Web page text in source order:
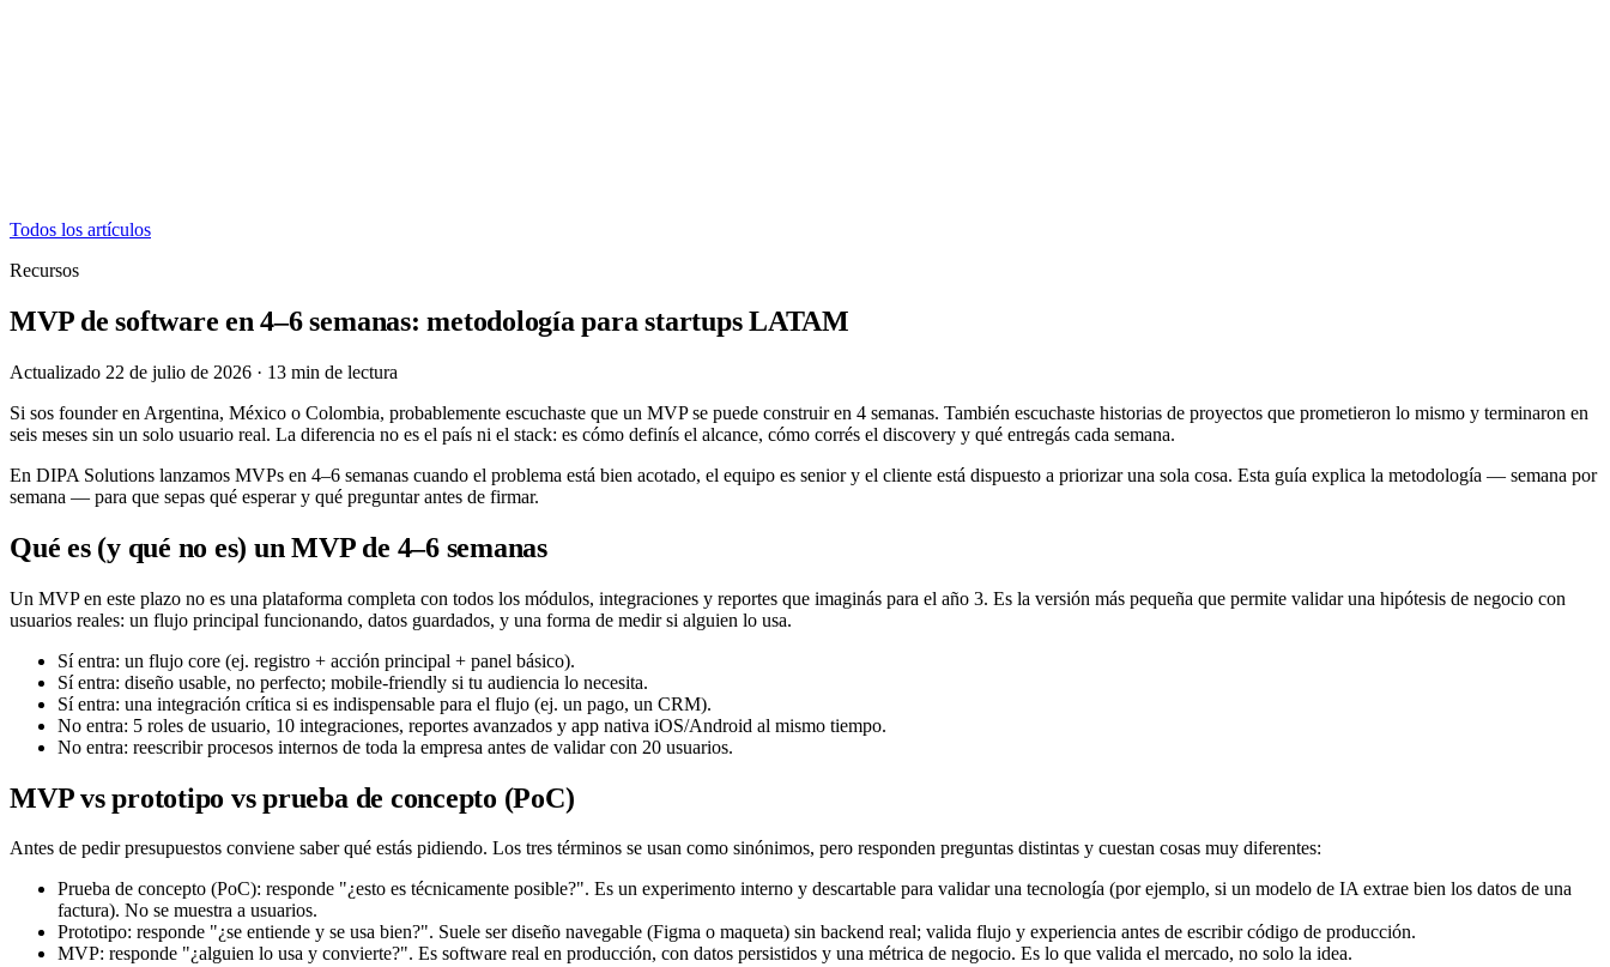
Todos los artículos
Recursos
MVP de software en 4–6 semanas: metodología para startups LATAM
Actualizado 22 de julio de 2026 · 13 min de lectura
Si sos founder en Argentina, México o Colombia, probablemente escuchaste que un MVP se puede construir en 4 semanas. También escuchaste historias de proyectos que prometieron lo mismo y terminaron en
seis meses sin un solo usuario real. La diferencia no es el país ni el stack: es cómo definís el alcance, cómo corrés el discovery y qué entregás cada semana.
En DIPA Solutions lanzamos MVPs en 4–6 semanas cuando el problema está bien acotado, el equipo es senior y el cliente está dispuesto a priorizar una sola cosa. Esta guía explica la metodología — semana por
semana — para que sepas qué esperar y qué preguntar antes de firmar.
Qué es (y qué no es) un MVP de 4–6 semanas
Un MVP en este plazo no es una plataforma completa con todos los módulos, integraciones y reportes que imaginás para el año 3. Es la versión más pequeña que permite validar una hipótesis de negocio con
usuarios reales: un flujo principal funcionando, datos guardados, y una forma de medir si alguien lo usa.
Sí entra: un flujo core (ej. registro + acción principal + panel básico).
Sí entra: diseño usable, no perfecto; mobile-friendly si tu audiencia lo necesita.
Sí entra: una integración crítica si es indispensable para el flujo (ej. un pago, un CRM).
No entra: 5 roles de usuario, 10 integraciones, reportes avanzados y app nativa iOS/Android al mismo tiempo.
No entra: reescribir procesos internos de toda la empresa antes de validar con 20 usuarios.
MVP vs prototipo vs prueba de concepto (PoC)
Antes de pedir presupuestos conviene saber qué estás pidiendo. Los tres términos se usan como sinónimos, pero responden preguntas distintas y cuestan cosas muy diferentes:
Prueba de concepto (PoC): responde "¿esto es técnicamente posible?". Es un experimento interno y descartable para validar una tecnología (por ejemplo, si un modelo de IA extrae bien los datos de una
factura). No se muestra a usuarios.
Prototipo: responde "¿se entiende y se usa bien?". Suele ser diseño navegable (Figma o maqueta) sin backend real; valida flujo y experiencia antes de escribir código de producción.
MVP: responde "¿alguien lo usa y convierte?". Es software real en producción, con datos persistidos y una métrica de negocio. Es lo que valida el mercado, no solo la idea.